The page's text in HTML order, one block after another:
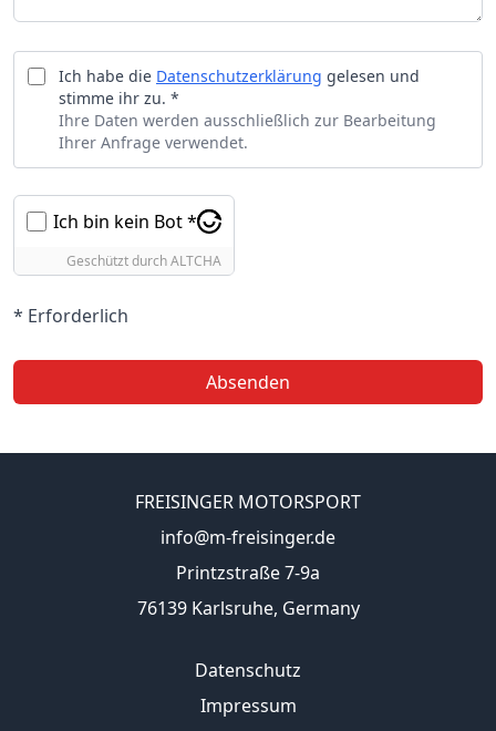
Ich habe die Datenschutzerklärung gelesen und
stimme ihr zu. *
Ihre Daten werden ausschließlich zur Bearbeitung
Ihrer Anfrage verwendet.
Ich bin kein Bot *
Geschützt durchALTCHA
* Erforderlich
Absenden
FREISINGER MOTORSPORT
info@m-freisinger.de
Printzstraße 7-9a
76139 Karlsruhe, Germany
Datenschutz
Impressum